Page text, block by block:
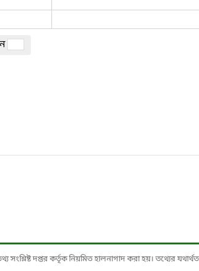
দপ্তর কর্তৃক নিয়মিত হালনাগাদ করা হয়। তথ্যের